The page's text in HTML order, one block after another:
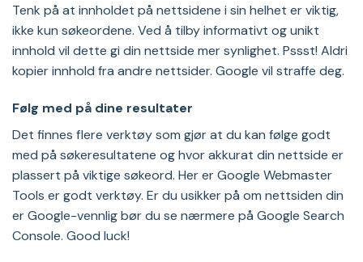
Tenk på at innholdet på nettsidene i sin helhet er viktig,
ikke kun søkeordene. Ved å tilby informativt og unikt
innhold vil dette gi din nettside mer synlighet. Pssst! Aldri
kopier innhold fra andre nettsider. Google vil straffe deg.
Følg med på dine resultater
Det finnes flere verktøy som gjør at du kan følge godt
med på søkeresultatene og hvor akkurat din nettside er
plassert på viktige søkeord. Her er Google Webmaster
Tools er godt verktøy. Er du usikker på om nettsiden din
er Google-vennlig bør du se nærmere på Google Search
Console. Good luck!